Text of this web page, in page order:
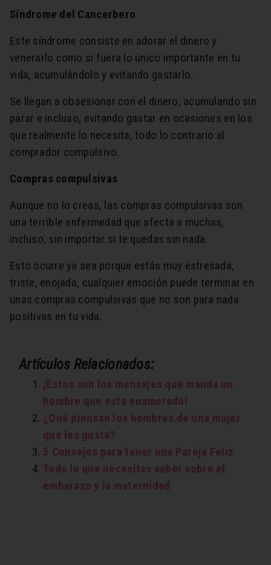
Síndrome del Cancerbero
Este síndrome consiste en adorar el dinero y
venerarlo como si fuera lo único importante en tu
vida, acumulándolo y evitando gastarlo.
Se llegan a obsesionar con el dinero, acumulando sin
parar e incluso, evitando gastar en ocasiones en los
que realmente lo necesita, todo lo contrario al
comprador compulsivo.
Compras compulsivas
Aunque no lo creas, las compras compulsivas son
una terrible enfermedad que afecta a muchas,
incluso, sin importar si te quedas sin nada.
Esto ocurre ya sea porque estás muy estresada,
triste, enojada, cualquier emoción puede terminar en
unas compras compulsivas que no son para nada
positivas en tu vida.
Artículos Relacionados:
¡Estos son los mensajes que manda un
hombre que esta enamorado!
¿Qué piensan los hombres de una mujer
que les gusta?
5 Consejos para tener una Pareja Feliz
Todo lo que necesitas saber sobre el
embarazo y la maternidad